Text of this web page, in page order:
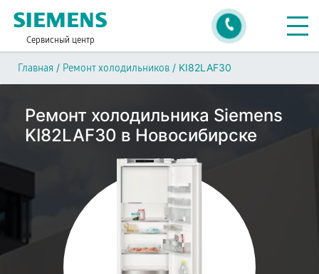
Сервисный центр
Главная / Ремонт холодильников / KI82LAF30
Ремонт холодильника Siemens
KI82LAF30 в Новосибирске